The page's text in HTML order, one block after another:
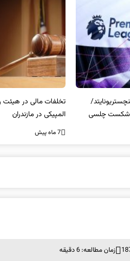
تخلفات مالی در هیئت رشته‌ای
المپیکی در مازندران
زمان مطالعه: 6 دقیقه